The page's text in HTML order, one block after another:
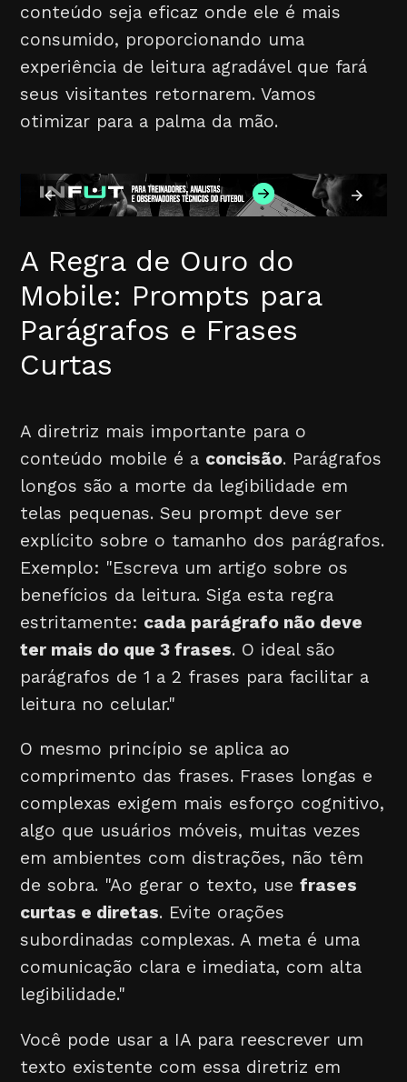
conteúdo seja eficaz onde ele é mais
consumido, proporcionando uma
experiência de leitura agradável que fará
seus visitantes retornarem. Vamos
otimizar para a palma da mão.
A Regra de Ouro do
Mobile: Prompts para
Parágrafos e Frases
Curtas
A diretriz mais importante para o
conteúdo mobile é a concisão. Parágrafos
longos são a morte da legibilidade em
telas pequenas. Seu prompt deve ser
explícito sobre o tamanho dos parágrafos.
Exemplo: "Escreva um artigo sobre os
benefícios da leitura. Siga esta regra
estritamente: cada parágrafo não deve
ter mais do que 3 frases. O ideal são
parágrafos de 1 a 2 frases para facilitar a
leitura no celular."
O mesmo princípio se aplica ao
comprimento das frases. Frases longas e
complexas exigem mais esforço cognitivo,
algo que usuários móveis, muitas vezes
em ambientes com distrações, não têm
de sobra. "Ao gerar o texto, usefrases
curtas e diretas. Evite orações
subordinadas complexas. A meta é uma
comunicação clara e imediata, com alta
legibilidade."
Você pode usar a IA para reescrever um
texto existente com essa diretriz em